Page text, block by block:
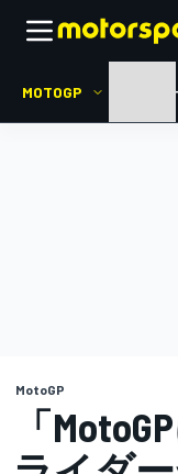
MOTOGP ニ
MotoGP
「